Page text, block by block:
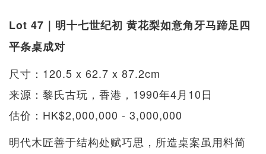
Lot 47｜明十七世纪初 黄花梨如意角牙马蹄足四
平条桌成对
尺寸：120.5 x 62.7 x 87.2cm
来源：黎氏古玩，香港，1990年4月10日
估价：HK$2,000,000 - 3,000,000
明代木匠善于结构处赋巧思，所造桌案虽用料简